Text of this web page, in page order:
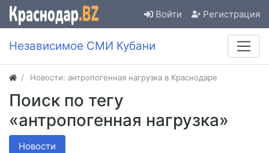
Войти Регистрация
Независимое СМИ Кубани
Новости: антропогенная нагрузка в Краснодаре
Поиск по тегу
«антропогенная нагрузка»
Новости